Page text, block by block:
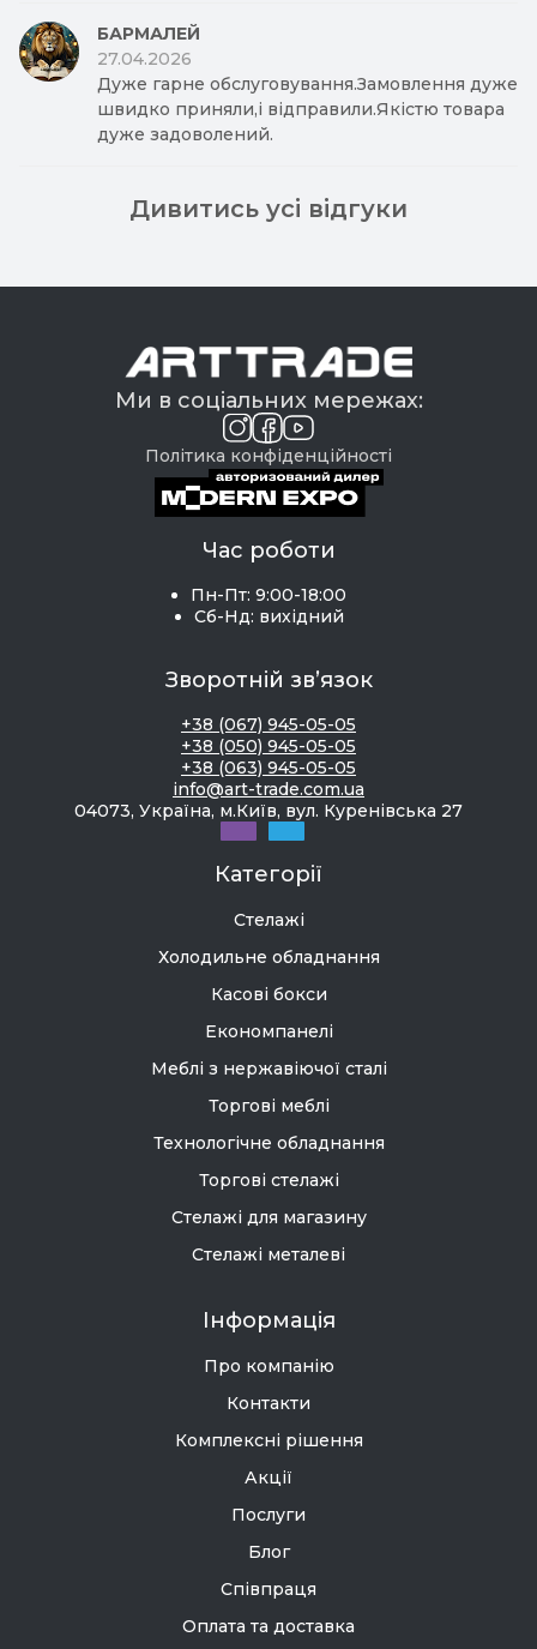
БАРМАЛЕЙ
27.04.2026
Дуже гарне обслуговування.Замовлення дуже
швидко приняли,і відправили.Якістю товара
дуже задоволений.
Дивитись усі відгуки
Ми в соціальних мережах:
Політика конфіденційності
Час роботи
Пн-Пт: 9:00-18:00
Сб-Нд: вихідний
Зворотній зв’язок
+38 (067) 945-05-05
+38 (050) 945-05-05
+38 (063) 945-05-05
info@art-trade.com.ua
04073, Україна, м.Київ, вул. Куренівська 27
Категорії
Стелажі
Холодильне обладнання
Касові бокси
Економпанелі
Меблі з нержавіючої сталі
Торгові меблі
Технологічне обладнання
Торгові стелажі
Стелажі для магазину
Стелажі металеві
Інформація
Про компанію
Контакти
Комплексні рішення
Акції
Послуги
Блог
Співпраця
Оплата та доставка